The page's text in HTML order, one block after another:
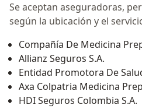
Se aceptan aseguradoras,
según la ubicación y el
Compañía De Medicina
Allianz Seguros S.A.
Entidad Promotora De
Axa Colpatria Medicina
HDI Seguros Colombia S.A.